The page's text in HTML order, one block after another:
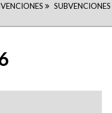
SUBVENCIONES